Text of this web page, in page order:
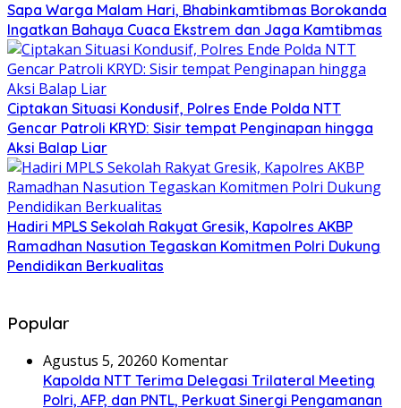
Sapa Warga Malam Hari, Bhabinkamtibmas Borokanda
Ingatkan Bahaya Cuaca Ekstrem dan Jaga Kamtibmas
Ciptakan Situasi Kondusif, Polres Ende Polda NTT
Gencar Patroli KRYD: Sisir tempat Penginapan hingga
Aksi Balap Liar
Hadiri MPLS Sekolah Rakyat Gresik, Kapolres AKBP
Ramadhan Nasution Tegaskan Komitmen Polri Dukung
Pendidikan Berkualitas
Popular
Agustus 5, 20260 Komentar
Kapolda NTT Terima Delegasi Trilateral Meeting
Polri, AFP, dan PNTL, Perkuat Sinergi Pengamanan